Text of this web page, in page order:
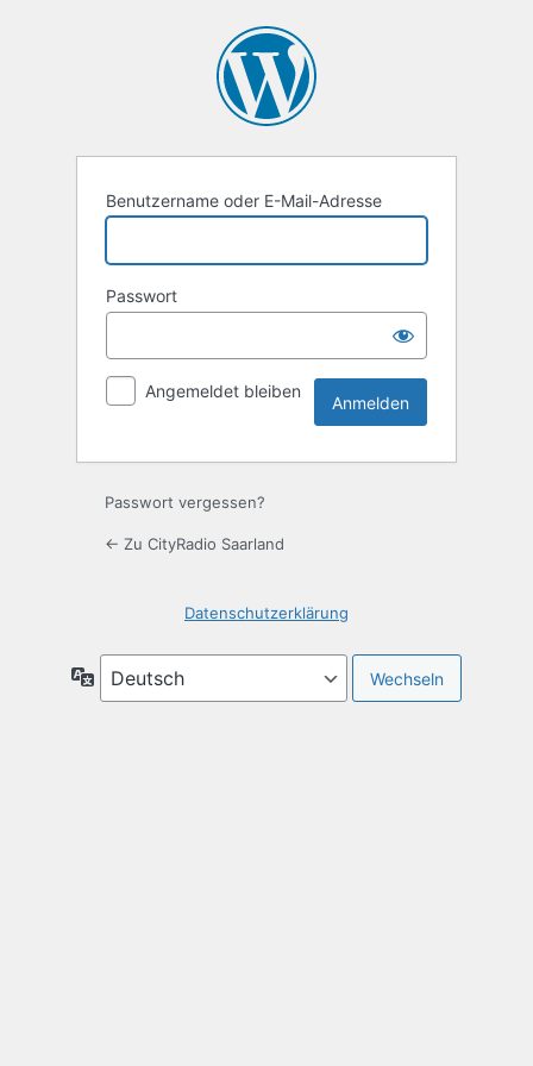
Benutzername oder E-Mail-Adresse
Passwort
Angemeldet bleiben
Passwort vergessen?
← Zu CityRadio Saarland
Datenschutzerklärung
Sprache